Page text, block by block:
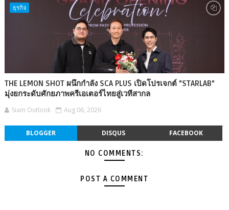
ธุรกิจ
THE LEMON SHOT ผนึกกำลัง SCA PLUS เปิดโปรเจกต์ "STARLAB"
มุ่งยกระดับศักยภาพครีเอเตอร์ไทยสู่เวทีสากล
Siam Outlook Aug 06, 2026
BLOGGER DISQUS FACEBOOK
NO COMMENTS:
POST A COMMENT